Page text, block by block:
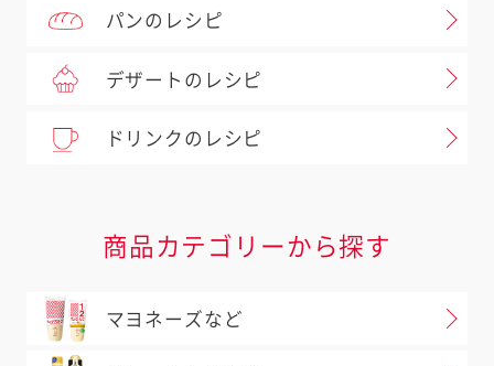
パンのレシピ
デザートのレシピ
ドリンクのレシピ
商品カテゴリーから探す
マヨネーズなど